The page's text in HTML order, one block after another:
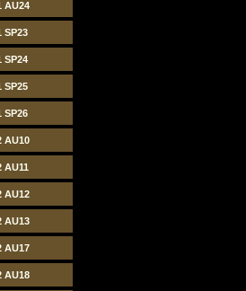
AU24
SP23
SP24
SP25
SP26
AU10
AU11
AU12
AU13
AU17
AU18